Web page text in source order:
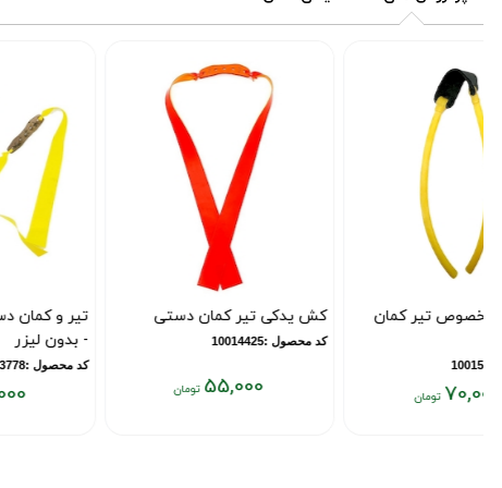
کش یدکی مخصوص تیر کمان
کد محصول :10015816
کش یدکی تیر کمان دستی
کد محصول :10014425
55,000